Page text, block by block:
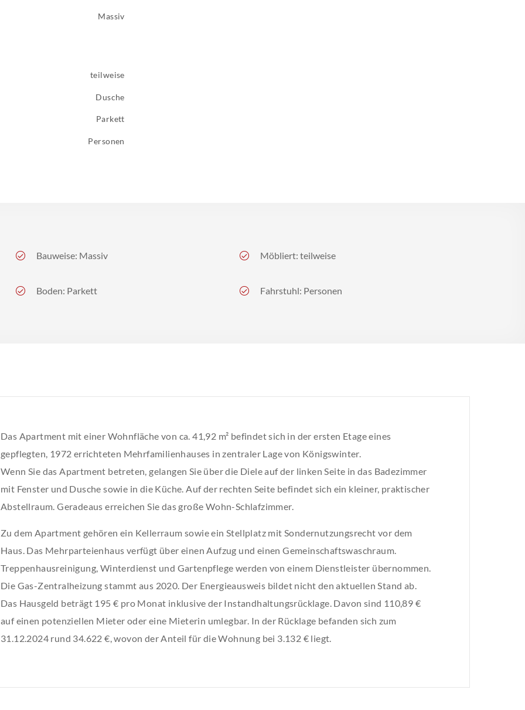
Massiv
teilweise
Dusche
Parkett
Personen
Bauweise: Massiv Möbliert: teilweise
Boden: Parkett Fahrstuhl: Personen
Das Apartment mit einer Wohnfläche von ca. 41,92 m² befindet sich in der ersten Etage eines
gepflegten, 1972 errichteten Mehrfamilienhauses in zentraler Lage von Königswinter.
Wenn Sie das Apartment betreten, gelangen Sie über die Diele auf der linken Seite in das Badezimmer
mit Fenster und Dusche sowie in die Küche. Auf der rechten Seite befindet sich ein kleiner, praktischer
Abstellraum. Geradeaus erreichen Sie das große Wohn-Schlafzimmer.
Zu dem Apartment gehören ein Kellerraum sowie ein Stellplatz mit Sondernutzungsrecht vor dem
Haus. Das Mehrparteienhaus verfügt über einen Aufzug und einen Gemeinschaftswaschraum.
Treppenhausreinigung, Winterdienst und Gartenpflege werden von einem Dienstleister übernommen.
Die Gas-Zentralheizung stammt aus 2020. Der Energieausweis bildet nicht den aktuellen Stand ab.
Das Hausgeld beträgt 195 € pro Monat inklusive der Instandhaltungsrücklage. Davon sind 110,89 €
auf einen potenziellen Mieter oder eine Mieterin umlegbar. In der Rücklage befanden sich zum
31.12.2024 rund 34.622 €, wovon der Anteil für die Wohnung bei 3.132 € liegt.